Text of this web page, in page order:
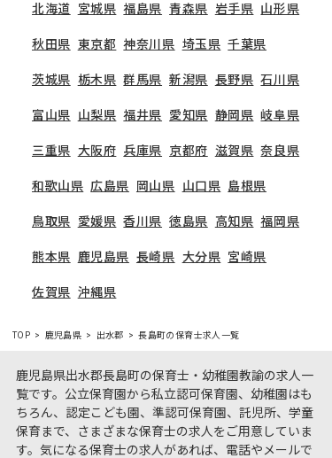
北海道 宮城県 福島県 青森県 岩手県 山形県
秋田県 東京都 神奈川県 埼玉県 千葉県
茨城県 栃木県 群馬県 新潟県 長野県 石川県
富山県 山梨県 福井県 愛知県 静岡県 岐阜県
三重県 大阪府 兵庫県 京都府 滋賀県 奈良県
和歌山県 広島県 岡山県 山口県 島根県
鳥取県 愛媛県 香川県 徳島県 高知県 福岡県
熊本県 鹿児島県 長崎県 大分県 宮崎県
佐賀県 沖縄県
TOP 鹿児島県 出水郡 長島町の保育士求人一覧
鹿児島県出水郡長島町の保育士・幼稚園教諭の求人一
覧です。公立保育園から私立認可保育園、幼稚園はも
ちろん、認定こども園、準認可保育園、託児所、学童
保育まで、さまざまな保育士の求人をご用意していま
す。気になる保育士の求人があれば、電話やメールで